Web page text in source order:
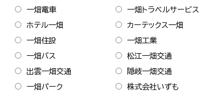
一畑電車 一畑トラベルサービス
ホテル一畑 カーテックス一畑
一畑住設 一畑工業
一畑バス 松江一畑交通
出雲一畑交通 隠岐一畑交通
一畑パーク 株式会社いずも